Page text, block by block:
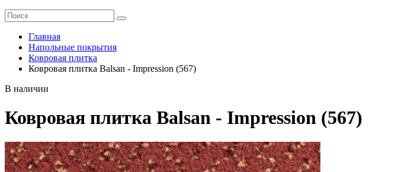
Главная
Напольные покрытия
Ковровая плитка
Ковровая плитка Balsan - Impression (567)
В наличии
Ковровая плитка Balsan - Impression (567)